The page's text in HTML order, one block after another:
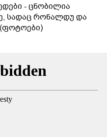
- ცნობილია
სადაც რონალდუ და